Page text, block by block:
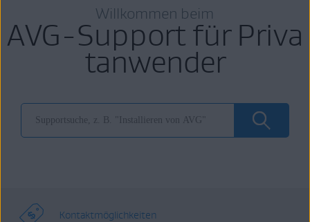
Willkommen beim
AVG-Support für Priva
tanwender
Kontaktmöglichkeiten